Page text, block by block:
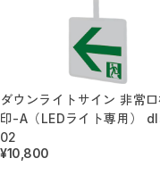
ダウンライトサイン 非常
印-A（LEDライト専用）
02
¥10,800